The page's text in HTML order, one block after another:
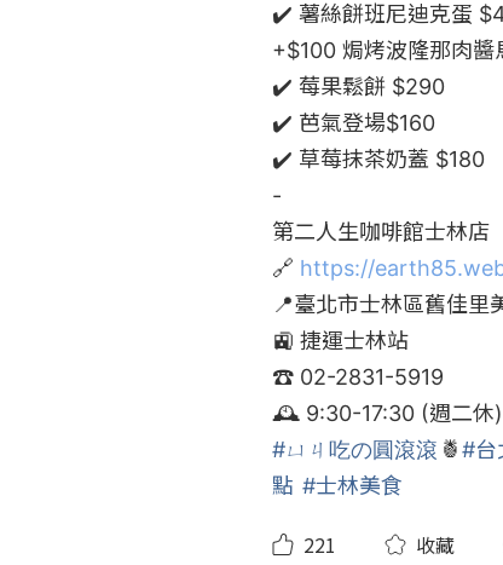
✔️ 薯絲餅班尼迪克蛋
+$100 焗烤波隆那肉醬
✔️ 莓果鬆餅 $290
✔️ 芭氣登場$160
✔️ 草莓抹茶奶蓋 $180
-
第二人生咖啡館士林店
🔗 https://
📍臺北市士林區舊佳里
🚉 捷運士林站
☎️ 02-2831-5919
#ㄩㄐ吃の圓滾滾 🍍#台
點 #士林美食
221 收藏